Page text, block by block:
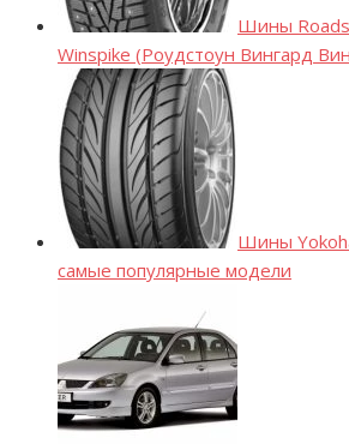
Шины
Winspike (Роудстоун Вингард
Шины
самые популярные модели